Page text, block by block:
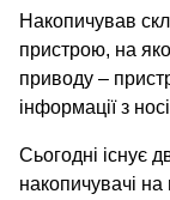
Накопичував
пристрою, на
приводу –
інформації з
Сьогодні існує
накопичувачі на